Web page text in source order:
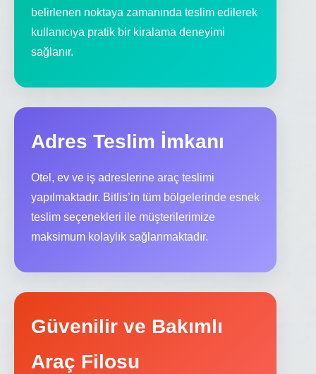
belirlenen noktaya zamanında teslim edilerek
kullanıcıya pratik bir kiralama deneyimi
sağlanır.
Adres Teslim İmkanı
Otel, ev ve iş adreslerine araç teslimi
yapılmaktadır. Bitlis’in tüm bölgelerinde esnek
teslim seçenekleri ile müşterilerimize
maksimum kolaylık sağlanmaktadır.
Güvenilir ve Bakımlı
Araç Filosu